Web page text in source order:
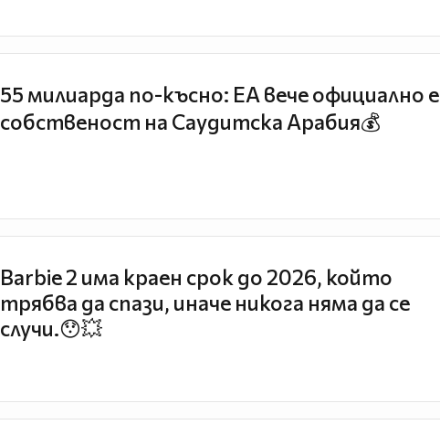
55 милиарда по-късно: EA вече официално е
собственост на Саудитска Арабия💰
Barbie 2 има краен срок до 2026, който
трябва да спази, иначе никога няма да се
случи.😯💥